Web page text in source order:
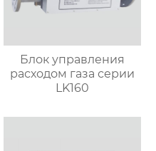
Блок управления
расходом газа серии
LK160